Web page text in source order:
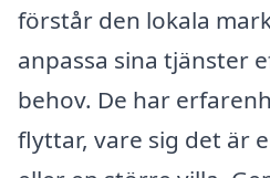
förstår den lokala
anpassa sina tjänster
behov. De har
flyttar, vare sig det är